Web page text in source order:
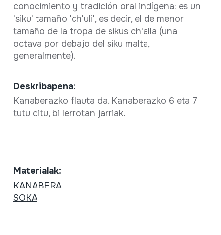
conocimiento y tradición oral indígena: es un
'siku' tamaño 'ch'uli', es decir, el de menor
tamaño de la tropa de sikus ch'alla (una
octava por debajo del siku malta,
generalmente).
Deskribapena:
Kanaberazko flauta da. Kanaberazko 6 eta 7
tutu ditu, bi lerrotan jarriak.
Materialak:
KANABERA
SOKA